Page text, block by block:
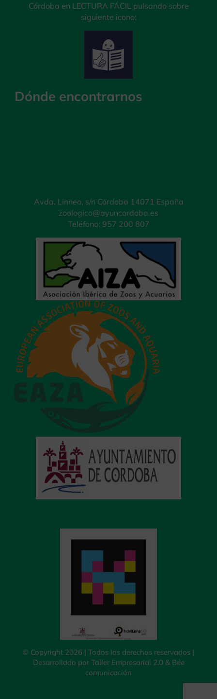
Córdoba en LECTURA FÁCIL pulsando sobre
siguiente icono:
Dónde encontrarnos
Avda. Linneo, s/n Córdoba 14071 España
zoologico@ayuncordoba.es
Teléfono: 957 200 807
© Copyright 2026 | Todos los derechos reservados |
Desarrollado por Taller Empresarial 2.0 & Bée
comunicación